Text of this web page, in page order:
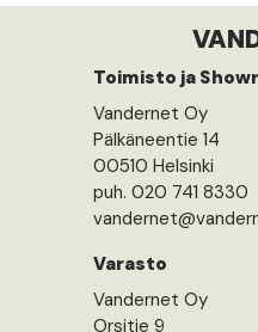
Toimisto ja
Vandernet Oy
Pälkäneentie 14
00510 Helsinki
puh. 020 741 8330
Varasto
Vandernet Oy
Orsitie 9